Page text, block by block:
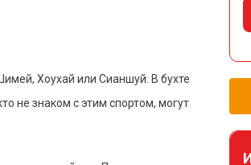
Хоухай или Сианшуй. В бухте
не знаком с этим спортом, могут